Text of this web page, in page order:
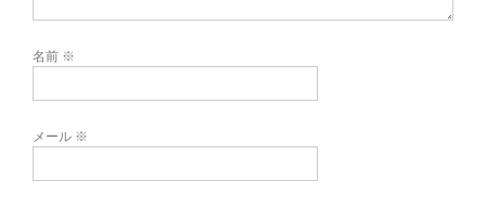
名前 ※
メール ※